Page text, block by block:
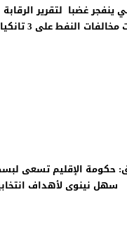
ينفجر غضبا لتقرير
النفط على 3 تانكيات مزنجرة ؟
حكومة الإقليم تسعى
سهل نينوى لأهداف